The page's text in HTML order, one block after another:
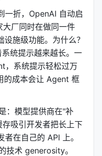
SuperGrok？Hermes
再为"API 调用"单独
"开发者 API"之间的
：个人用户付订阅
干扰。Hermes 做
出的 endpoint 仍然受
magically 把你的
折，OpenAI 自动启
厂同时在做同一件
施级功能。为什么？
统提示越来越长。一
，系统提示轻松过万
的成本会让 Agent 框
：模型提供商在"补
吸引开发者把长上下
在自己的 API 上。
技术 generosity。